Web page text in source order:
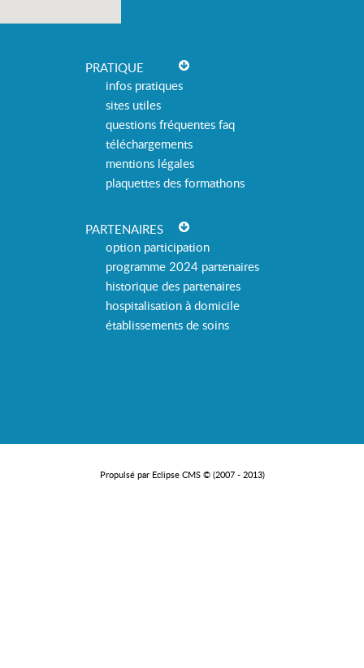
PRATIQUE
infos pratiques
sites utiles
questions fréquentes faq
téléchargements
mentions légales
plaquettes des formathons
PARTENAIRES
option participation
programme 2024 partenaires
historique des partenaires
hospitalisation à domicile
établissements de soins
Propulsé par Eclipse CMS © (2007 - 2013)